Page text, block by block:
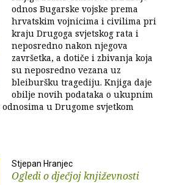
odnos Bugarske vojske prema
hrvatskim vojnicima i civilima pri
kraju Drugoga svjetskog rata i
neposredno nakon njegova
završetka, a dotiče i zbivanja koja
su neposredno vezana uz
bleiburšku tragediju. Knjiga daje
obilje novih podataka o ukupnim
u Drugome svjetkom
Stjepan Hranjec
Ogledi o dječjoj književnosti